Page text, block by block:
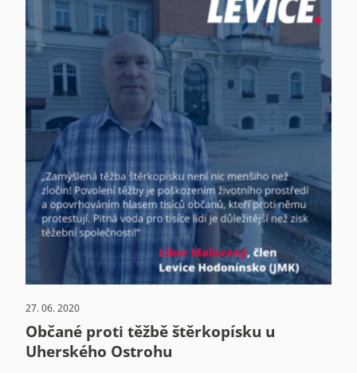
27. 06. 2020
Občané proti těžbě štěrkopísku u
Uherského Ostrohu